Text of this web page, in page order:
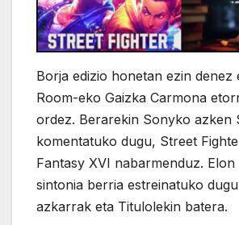
Borja edizio honetan ezin denez
Room-eko Gaizka Carmona
ordez. Berarekin Sonyko azken
komentatuko dugu, Street
Fantasy XVI nabarmenduz.
sintonia berria estreinatuko
azkarrak eta Titulolekin batera.